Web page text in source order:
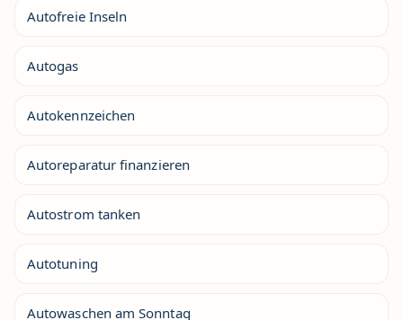
Autofreie Inseln
Autogas
Autokennzeichen
Autoreparatur finanzieren
Autostrom tanken
Autotuning
Autowaschen am Sonntag